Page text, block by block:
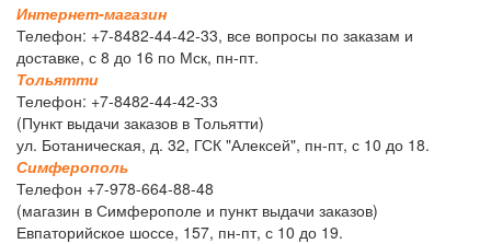
Интернет-магазин
Телефон: +7-8482-44-42-33, все вопросы по заказам и
доставке, с 8 до 16 по Мск, пн-пт.
Тольятти
Телефон: +7-8482-44-42-33
(Пункт выдачи заказов в Тольятти)
ул. Ботаническая, д. 32, ГСК "Алексей", пн-пт, с 10 до 18.
Симферополь
Телефон +7-978-664-88-48
(магазин в Симферополе и пункт выдачи заказов)
Евпаторийское шоссе, 157, пн-пт, с 10 до 19.